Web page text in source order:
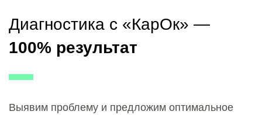
Диагностика с «КарОк» —
100% результат
Выявим проблему и предложим оптимальное